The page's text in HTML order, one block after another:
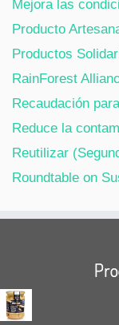
Mejora las
Producto
Productos
RainForest
Recaudación
Reduce la
Reutilizar
Roundtable on